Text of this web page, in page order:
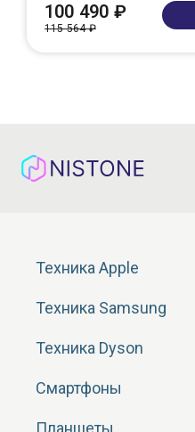
100 490 ₽
115 564 ₽
Техника Apple
Техника Samsung
Техника Dyson
Смартфоны
Планшеты